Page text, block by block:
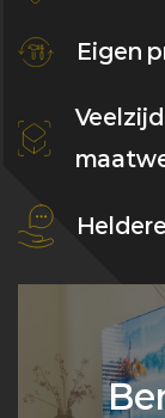
Eigen